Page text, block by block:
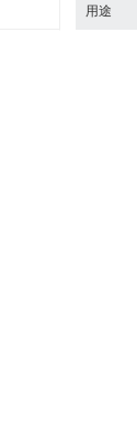
用途